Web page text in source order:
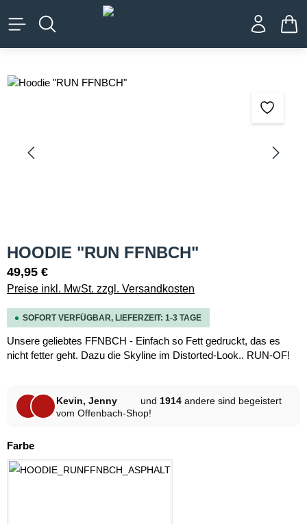
springen
Bildergalerie überspringen
HOODIE "RUN FFNBCH"
49,95 €
Preise inkl. MwSt. zzgl. Versandkosten
SOFORT VERFÜGBAR, LIEFERZEIT: 1-3 TAGE
Unsere geliebtes FFNBCH - Einfach so Fett gedruckt, das es
nicht fetter geht. Dazu die Skyline im Distorted-Look.. RUN-OF!
Kevin, Jenny und 1914 andere sind begeistert
vom Offenbach-Shop!
Farbeauswählen